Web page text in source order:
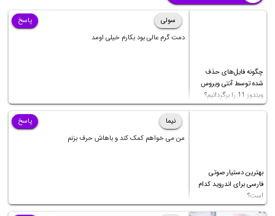
چگونه فایل‌های حذف
شده توسط آنتی ویروس
ویندوز 11 را برگردانیم؟
سولی
دمت گرم عالی بود بکارم خیلی اومد
پاسخ
بهترین دستیار صوتی
فارسی برای اندروید کدام
است؟
نیما
من می خواهم کمک کند و باهاش حرف بزنم
پاسخ